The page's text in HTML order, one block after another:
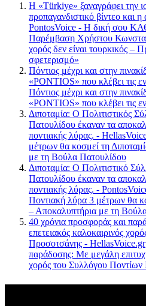
Η «Türkiye» ξαναγράφει την
προπαγανδιστικό βίντεο και
PontosVoice - H δική σου
Παρέμβαση Χρήστου
χορός δεν είναι τουρκικός –
σφετερισμό»
Πόντιος μέχρι και στην
«PONTIOS» που κλέβει τις
Πόντιος μέχρι και στην
«PONTIOS» που κλέβει τις
Διποταμία: Ο Πολιτιστικός
Πατουλίδου έκαναν τα
ποντιακής λύρας. -
μέτρων θα κοσμεί τη
με τη Βούλα Πατουλίδου
Διποταμία: Ο Πολιτιστικό
Πατουλίδου έκαναν τα
ποντιακής λύρας. -
Ποντιακή λύρα 3 μέτρων θα
– Αποκαλυπτήρια με τη
40 χρόνια προσφοράς και
επετειακός καλοκαιρινός
Προσοτσάνης - HellasVoice.gr
παράδοσης: Με μεγάλη
χορός του Συλλόγου